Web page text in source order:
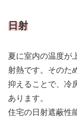
日射
夏に室内の温度が
射熱です。そのた
抑えることで、冷
あります。
住宅の日射遮蔽性